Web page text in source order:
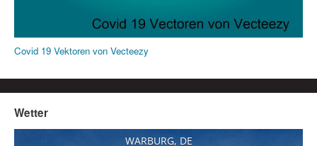
Covid 19 Vektoren von Vecteezy
Wetter
WARBURG, DE